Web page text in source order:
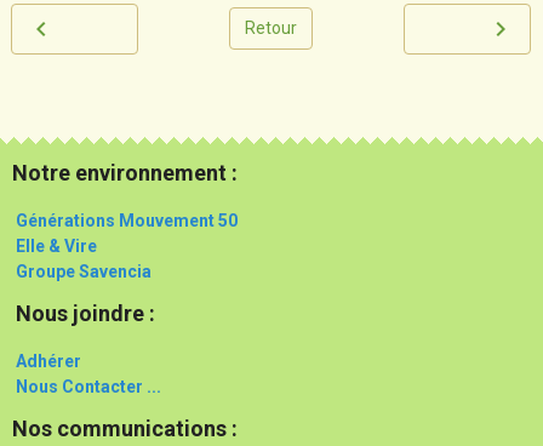
Retour
Notre environnement :
Générations Mouvement 50
Elle & Vire
Groupe Savencia
Nous joindre :
Adhérer
Nous Contacter ...
Nos communications :